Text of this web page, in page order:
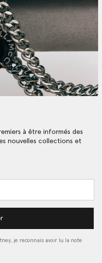
à être informés des
nouvelles collections et
je reconnais avoir lu la note